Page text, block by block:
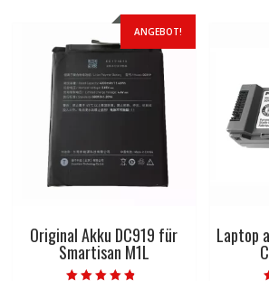
ANGEBOT!
Original Akku DC919 für
Smartisan M1L
Laptop